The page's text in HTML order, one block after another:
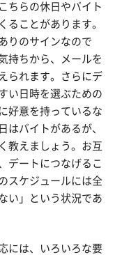
ちらの休日やバイト
ることがあります。
りのサインなので
持ちから、メールを
られます。さらにデ
い日時を選ぶための
好意を持っているな
はバイトがあるが、
教えましょう。お互
デートにつなげるこ
スケジュールには全
い」という状況であ
には、いろいろな要